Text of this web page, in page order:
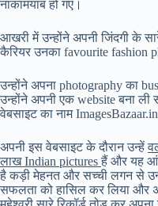
नाकामयाब हो गए।
आखरी में उन्होंने अपनी जिंदगी के
कैरियर उनका favourite fashion
उन्होंने अपना photography का
उन्होंने अपनी एक website बना ली
वेबसाइट का नाम
अपनी इस वेबसाइट के दौरान उन्हें
लाख Indian picturesहैं और यह
है कड़ी मेहनत और सच्ची लगन से
सफलता को हासिल कर लिया और